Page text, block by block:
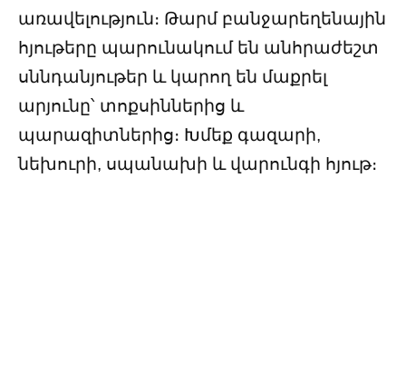
առավելություն։ Թարմ բանջարեղենային
հյութերը պարունակում են անհրաժեշտ
սննդանյութեր և կարող են մաքրել
արյունը՝ տոքսիններից և
պարազիտներից։ Խմեք գազարի,
նեխուրի, սպանախի և վարունգի հյութ։